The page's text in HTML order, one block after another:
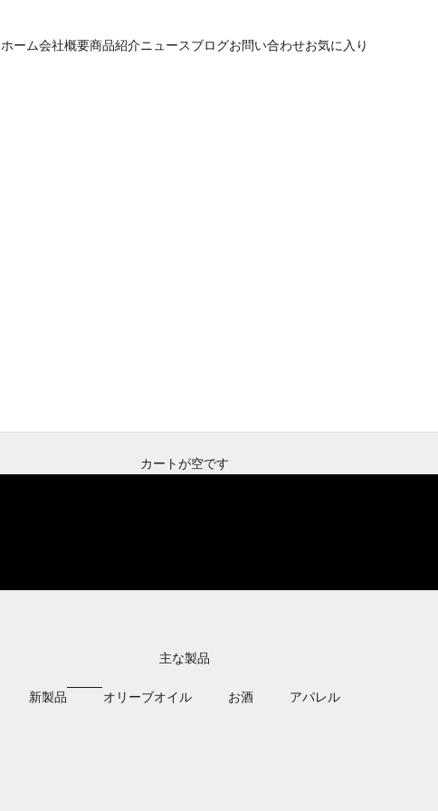
ホーム会社概要商品紹介ニュースブログお問い合わせお気に入り
カートが空です
オロ・デル・デシエルト
主な製品
新製品 オリーブオイル お酒 アパレル